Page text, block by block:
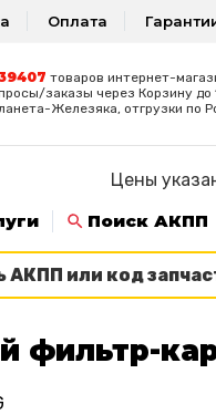
Оплата
товаров интернет-
заказы через Корзину
Железяка, отгрузки по
Цены
Поиск АКПП
фильтр-